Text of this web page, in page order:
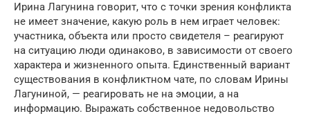
Ирина Лагунина говорит, что с точки зрения конфликта
не имеет значение, какую роль в нем играет человек:
участника, объекта или просто свидетеля – реагируют
на ситуацию люди одинаково, в зависимости от своего
характера и жизненного опыта. Единственный вариант
существования в конфликтном чате, по словам Ирины
Лагуниной, — реагировать не на эмоции, а на
информацию. Выражать собственное недовольство